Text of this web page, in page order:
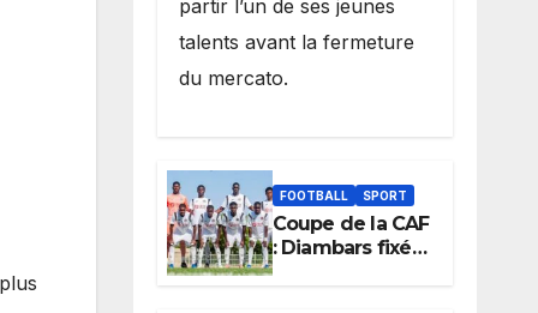
partir l’un de ses jeunes
talents avant la fermeture
du mercato.
FOOTBALL SPORT
Coupe de la CAF
: Diambars fixé
sur son destin